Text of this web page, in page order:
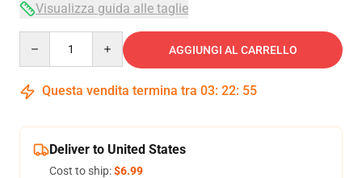
Visualizza guida alle taglie
AGGIUNGI AL CARRELLO
Questa vendita termina tra 03: 22: 54
Deliver to United States
Cost to ship:$6.99